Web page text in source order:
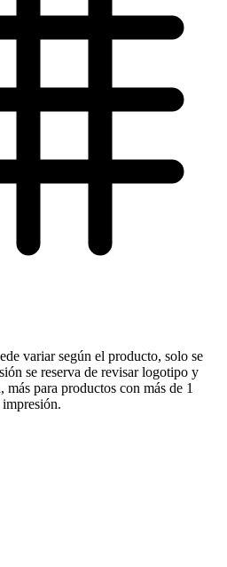
variar según el producto, solo se
se reserva de revisar logotipo y
para productos con más de 1